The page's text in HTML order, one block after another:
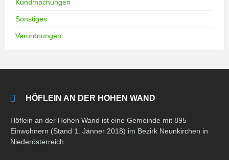
Kundmachungen
Sonstiges
Verordnungen
HÖFLEIN AN DER HOHEN WAND
Höflein an der Hohen Wand ist eine Gemeinde mit 895
Einwohnern (Stand 1. Jänner 2018) im Bezirk Neunkirchen in
Niederösterreich.